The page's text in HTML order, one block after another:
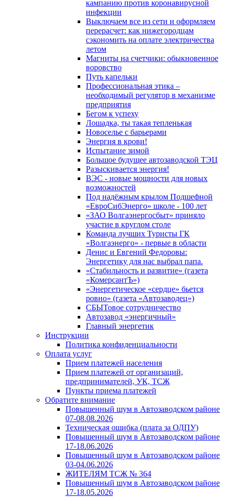
кампанию против коронавирусной
инфекции
Выключаем все из сети и оформляем
перерасчет: как нижегородцам
сэкономить на оплате электричества
летом
Магниты на счетчики: обыкновенное
воровство
Путь капельки
Профессиональная этика –
необходимый регулятор в механизме
предприятия
Бегом к успеху
Лошадка, ты такая тепленькая
Новоселье с барьерами
Энергия в крови!
Испытание зимой
Большое будущее автозаводской ТЭЦ
Разыскивается энергия!
ВЭС - новые мощности для новых
возможностей
Под надёжным крылом Подшефной
«ЕвроСибЭнерго» школе - 100 лет
«ЗАО Волгаэнергосбыт» приняло
участие в круглом столе
Команда лучших Туристы ГК
«Волгаэнерго» - первые в области
Денис и Евгений Федоровы:
Энергетику для нас выбрал папа.
«Стабильность и развитие» (газета
«КомерсантЪ»)
«Энергетическое «сердце» бьется
ровно» (газета «Автозаводец»)
СБЫТовое сотрудничество
Автозавод «энергичный»
Главный энергетик
Инструкции
Политика конфиденциальности
Оплата услуг
Прием платежей населения
Прием платежей от организаций,
предпринимателей, УК, ТСЖ
Пункты приема платежей
Обратите внимание
Повышенный шум в Автозаводском районе
07-08.08.2026
Техническая ошибка (плата за ОДПУ)
Повышенный шум в Автозаводском районе
17-18.06.2026
Повышенный шум в Автозаводском районе
03-04.06.2026
ЖИТЕЛЯМ ТСЖ № 364
Повышенный шум в Автозаводском районе
17-18.05.2026